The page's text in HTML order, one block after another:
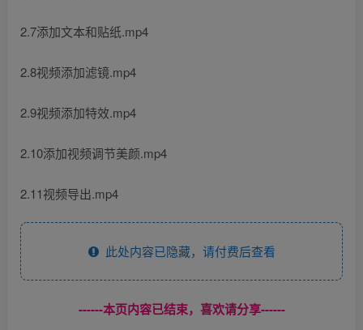
2.7添加文本和贴纸.mp4
2.8视频添加滤镜.mp4
2.9视频添加特效.mp4
2.10添加视频调节美颜.mp4
2.11视频导出.mp4
此处内容已隐藏，请付费后查看
------本页内容已结束，喜欢请分享------